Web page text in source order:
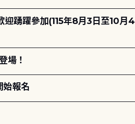
迎踴躍參加(115年8月3日至10月4
場！
始報名